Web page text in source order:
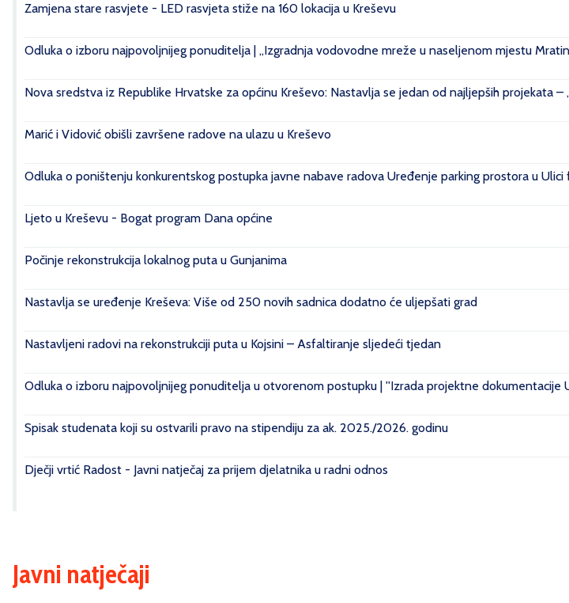
Zamjena stare rasvjete - LED rasvjeta stiže na 160 lokacija u Kreševu
Odluka o izboru najpovoljnijeg ponuditelja | „Izgradnja vodovodne mreže u naseljenom mjestu
Nova sredstva iz Republike Hrvatske za općinu Kreševo: Nastavlja se jedan od najljepših projekata –
Marić i Vidović obišli završene radove na ulazu u Kreševo
Odluka o poništenju konkurentskog postupka javne nabave radova Uređenje parking prostora u Ulici
Ljeto u Kreševu - Bogat program Dana općine
Počinje rekonstrukcija lokalnog puta u Gunjanima
Nastavlja se uređenje Kreševa: Više od 250 novih sadnica dodatno će uljepšati grad
Nastavljeni radovi na rekonstrukciji puta u Kojsini – Asfaltiranje sljedeći tjedan
Odluka o izboru najpovoljnijeg ponuditelja u otvorenom postupku | ''Izrada projektne dokumentacije
Spisak studenata koji su ostvarili pravo na stipendiju za ak. 2025./2026. godinu
Dječji vrtić Radost - Javni natječaj za prijem djelatnika u radni odnos
Javni natječaji